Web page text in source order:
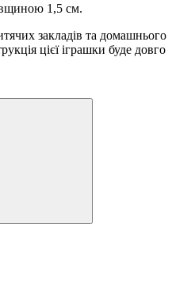
1,5 см.
закладів та домашнього
цієї іграшки буде довго